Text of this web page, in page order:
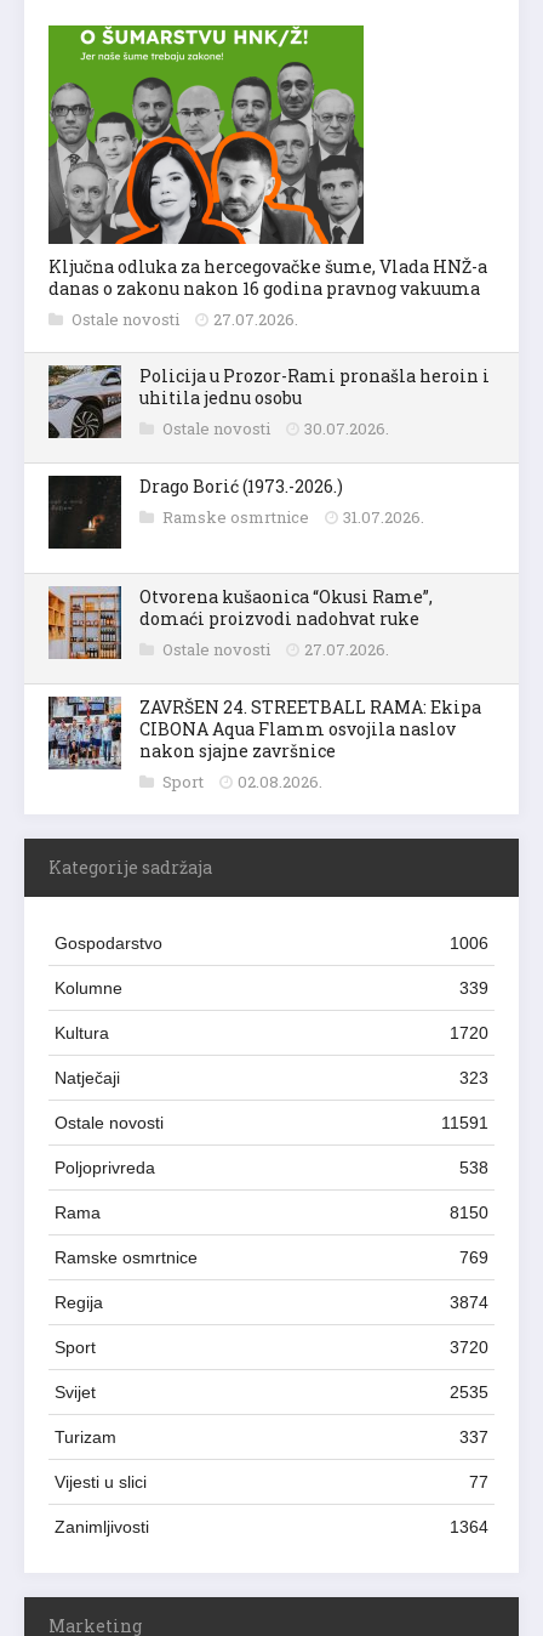
Ključna odluka za hercegovačke šume, Vlada HNŽ-a
danas o zakonu nakon 16 godina pravnog vakuuma
Ostale novosti 27.07.2026.
Policija u Prozor-Rami pronašla heroin i
uhitila jednu osobu
Ostale novosti 30.07.2026.
Drago Borić (1973.-2026.)
Ramske osmrtnice 31.07.2026.
Otvorena kušaonica “Okusi Rame”,
domaći proizvodi nadohvat ruke
Ostale novosti 27.07.2026.
ZAVRŠEN 24. STREETBALL RAMA: Ekipa
CIBONA Aqua Flamm osvojila naslov
nakon sjajne završnice
Sport 02.08.2026.
Kategorije sadržaja
Gospodarstvo 1006
Kolumne 339
Kultura 1720
Natječaji 323
Ostale novosti 11591
Poljoprivreda 538
Rama 8150
Ramske osmrtnice 769
Regija 3874
Sport 3720
Svijet 2535
Turizam 337
Vijesti u slici 77
Zanimljivosti 1364
Marketing